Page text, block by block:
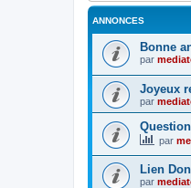
ANNONCES
Bonne
par
Joyeux
par
Question
par
Lien Don
par